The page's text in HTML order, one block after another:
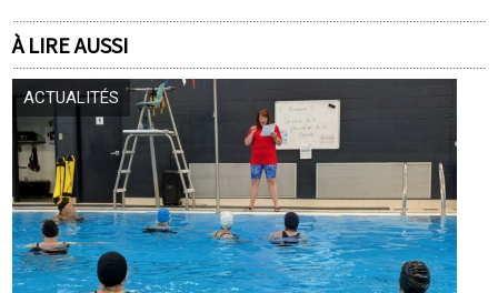
À LIRE AUSSI
ACTUALITÉS